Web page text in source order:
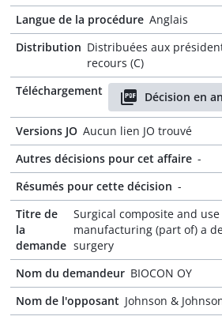
Langue de la procédure Anglais
Distribution Distribuées aux
recours (C)
Téléchargement
Décision en
Versions JO Aucun lien JO trouvé
Autres décisions pour cet affaire -
Résumés pour cette décision -
Titre de
la
demande
Surgical composite and
manufacturing (part of) a
surgery
Nom du demandeur BIOCON OY
Nom de l'opposant Johnson &